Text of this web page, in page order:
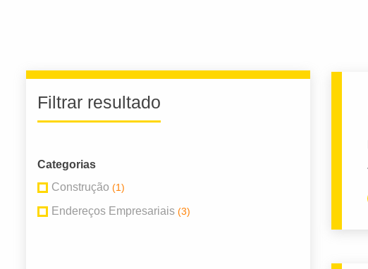
Filtrar resultado
Categorias
Construção (1)
Endereços Empresariais (3)